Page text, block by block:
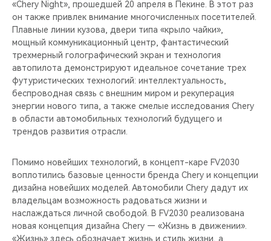
«Chery Night», прошедшей 20 апреля в Пекине. В этот раз
он также привлек внимание многочисленных посетителей.
Плавные линии кузова, двери типа «крыло чайки»,
мощный коммуникационный центр, фантастический
трехмерный голографический экран и технология
автопилота демонстрируют идеальное сочетание трех
футуристических технологий: интеллектуальность,
беспроводная связь с внешним миром и рекуперация
энергии нового типа, а также смелые исследования Chery
в области автомобильных технологий будущего и
трендов развития отрасли.
Помимо новейших технологий, в концепт-каре FV2030
воплотились базовые ценности бренда Chery и концепции
дизайна новейших моделей. Автомобили Chery дадут их
владельцам возможность радоваться жизни и
наслаждаться личной свободой. В FV2030 реализована
новая концепция дизайна Chery — «Жизнь в движении».
«Жизнь» здесь обозначает жизнь и стиль жизни, а